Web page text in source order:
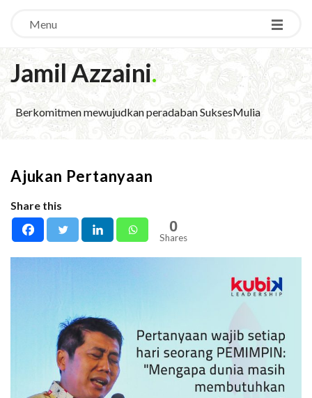
Menu
Jamil Azzaini.
Berkomitmen mewujudkan peradaban SuksesMulia
Ajukan Pertanyaan
Share this
0
Shares